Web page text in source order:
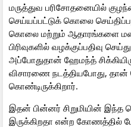
மருத்துவ பரிசோதனையில்
செய்யப்பட்டுக் கொலை
கொலை மற்றும் ஆதாரங்களை
பிரிவுகளில் வழக்குப்பதிவு
அப்போதுதான் ஹேமந்த்
விசாரணை நடத்தியபோது, தான்
கொண்டிருக்கிறார்.
இதன் பின்னர் சிறுமியின் இந்த
இருக்கிறதா என்ற கோணத்தில்